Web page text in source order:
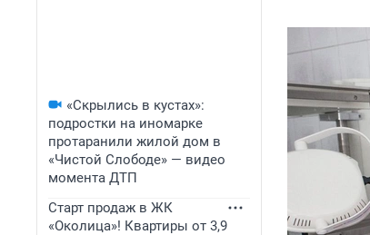
«Скрылись в кустах»:
подростки на иномарке
протаранили жилой дом в
«Чистой Слободе» — видео
момента ДТП
Старт продаж в ЖК
«Околица»! Квартиры от 3,9